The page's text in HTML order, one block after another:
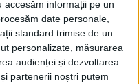
accesăm informații pe un
date personale,
standard trimise de un
personalizate, măsurarea
audienței și dezvoltarea
partenerii noștri putem
- +